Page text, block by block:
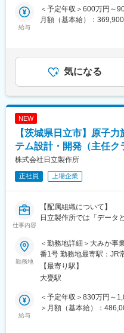
びの声をいただいた時の
いのある仕事です。
しており、複数の分野で
います。
やる気に満ちた方々が揃
年次・役職に関係なく全
り、売り上げ状況の共有
こうという方針ではなく
いという方針でやってお
た技術基盤を整備するリ
域全体の技術的責任を担
（1）現状フェーズ（
・PoCデバイス（既製品
・デバイス障害の一次調
・デバイスとクラウドシ
・新デバイス導入時の検
整備
・自社ファームウェア開
計
・ハードウェア設計への
・ファームウェア開発環
■魅力：
事業成長を支え、将来的
定・設計・開発基盤の構
給与
＜予定年収＞600万円～
月額（基本給）：
ご経験、スキルを参考に
定は人事評価により決定
金額であり、選考を通じ
は固定手当を含めた表記
気になる
NEW
【茨城県日立市】原子
テム設計・開発（主任ク
株式会社日立製作所
正社員 上場企業
仕事内容
【配属組織について】
日立製作所では「データ
社会の実現に向けた価値
その上で、原子力制御シ
て、原子力を「安心・安
提供し、快適で便利な社
ンとしています。
「信頼性を第一とする
てもらえる設計品質・技
勤務地
＜勤務地詳細＞大みか事
番1号 勤務地最寄駅：JR
面禁煙変更の範囲：勤務
【最寄り駅】
大甕駅
給与
＜予定年収＞830万円～
＞月額（基本給）：